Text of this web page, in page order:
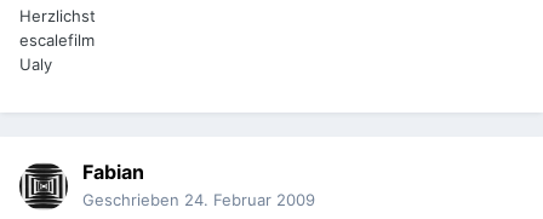
Herzlichst
escalefilm
Ualy
Fabian
Geschrieben 24. Februar 2009